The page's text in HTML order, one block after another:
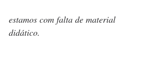
estamos com falta de material
didático.